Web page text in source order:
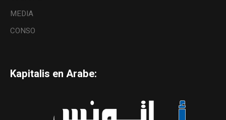
MEDIA
CONSO
Kapitalis en Arabe: